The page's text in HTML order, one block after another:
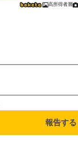
高所得者層
報告する